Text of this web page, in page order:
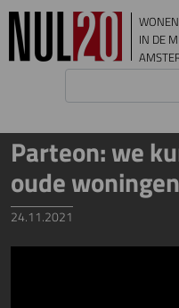
Overslaan en naar de inhoud gaan
IN DE
Parteon: we
oude
24.11.2021